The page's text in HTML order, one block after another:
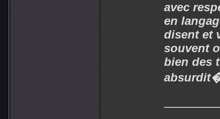
avec
en
disent et
souvent
bien des